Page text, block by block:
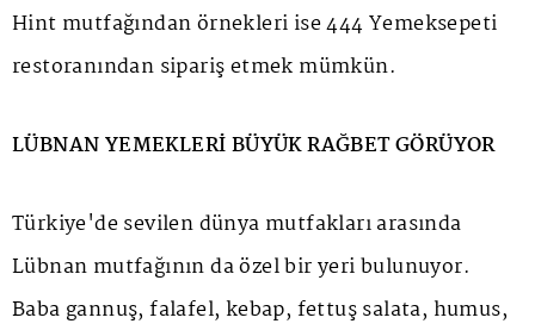
Hint mutfağından örnekleri ise 444 Yemeksepeti
restoranından sipariş etmek mümkün.
LÜBNAN YEMEKLERİ BÜYÜK RAĞBET GÖRÜYOR
Türkiye'de sevilen dünya mutfakları arasında
Lübnan mutfağının da özel bir yeri bulunuyor.
Baba gannuş, falafel, kebap, fettuş salata, humus,